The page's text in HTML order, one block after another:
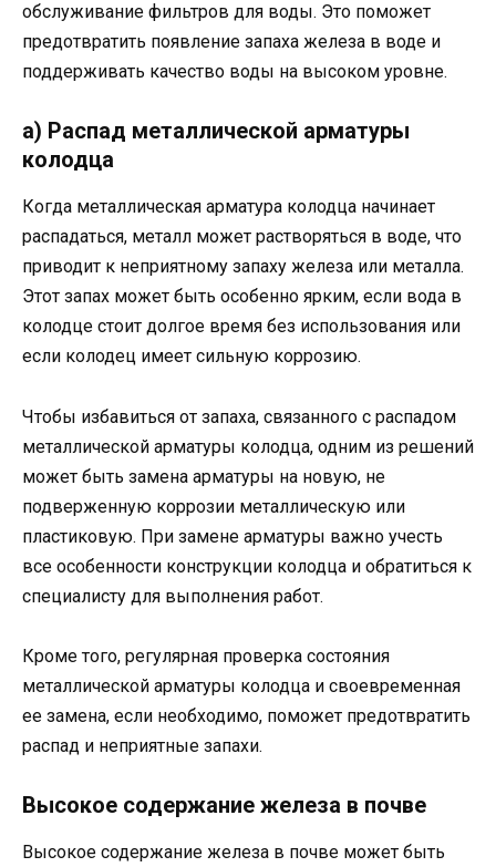
обслуживание фильтров для воды. Это поможет
предотвратить появление запаха железа в воде и
поддерживать качество воды на высоком уровне.
а) Распад металлической арматуры
колодца
Когда металлическая арматура колодца начинает
распадаться, металл может растворяться в воде, что
приводит к неприятному запаху железа или металла.
Этот запах может быть особенно ярким, если вода в
колодце стоит долгое время без использования или
если колодец имеет сильную коррозию.
Чтобы избавиться от запаха, связанного с распадом
металлической арматуры колодца, одним из решений
может быть замена арматуры на новую, не
подверженную коррозии металлическую или
пластиковую. При замене арматуры важно учесть
все особенности конструкции колодца и обратиться к
специалисту для выполнения работ.
Кроме того, регулярная проверка состояния
металлической арматуры колодца и своевременная
ее замена, если необходимо, поможет предотвратить
распад и неприятные запахи.
Высокое содержание железа в почве
Высокое содержание железа в почве может быть